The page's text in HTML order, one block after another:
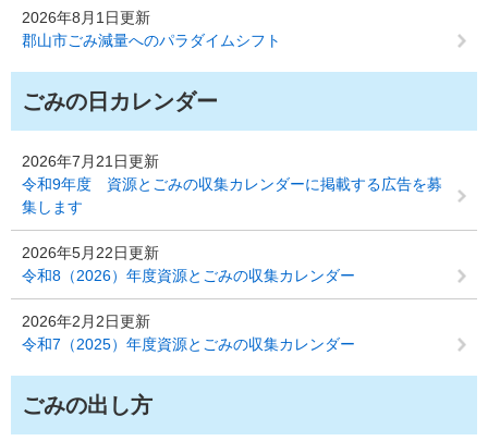
2026年8月1日更新
郡山市ごみ減量へのパラダイムシフト
ごみの日カレンダー
2026年7月21日更新
令和9年度 資源とごみの収集カレンダーに掲載する広告を募
集します
2026年5月22日更新
令和8（2026）年度資源とごみの収集カレンダー
2026年2月2日更新
令和7（2025）年度資源とごみの収集カレンダー
ごみの出し方